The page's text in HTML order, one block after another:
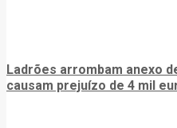
Ladrões arrombam anexo
causam prejuízo de 4 mil